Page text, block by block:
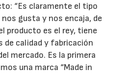
“Es claramente el tipo
gusta y nos encaja, de
producto es el rey, tiene
de calidad y fabricación
mercado. Es la primera
una marca “Made in